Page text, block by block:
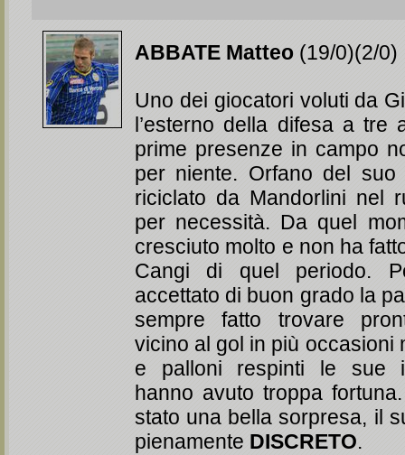
ABBATE Matteo (19/0)(2/0)
Uno dei giocatori voluti da
l’esterno della difesa a tre
prime presenze in campo
per niente. Orfano del
riciclato da Mandorlini nel
per necessità. Da quel
cresciuto molto e non ha
Cangi di quel periodo.
accettato di buon grado la
sempre fatto trovare
vicino al gol in più occasioni
e palloni respinti le sue
hanno avuto troppa
stato una bella sorpresa, il
pienamente DISCRETO.